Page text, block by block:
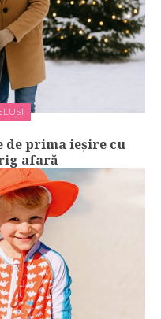
de prima ieșire cu
afară